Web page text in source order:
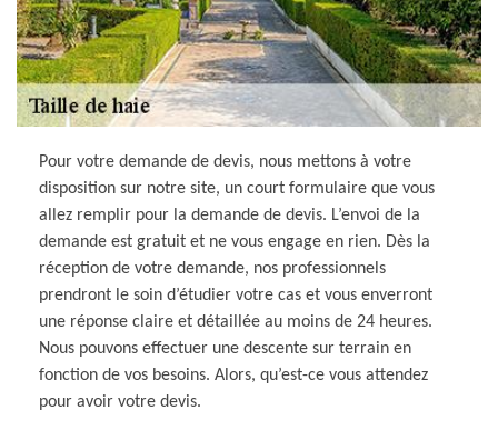
Pour votre demande de devis, nous mettons à votre
disposition sur notre site, un court formulaire que vous
allez remplir pour la demande de devis. L’envoi de la
demande est gratuit et ne vous engage en rien. Dès la
réception de votre demande, nos professionnels
prendront le soin d’étudier votre cas et vous enverront
une réponse claire et détaillée au moins de 24 heures.
Nous pouvons effectuer une descente sur terrain en
fonction de vos besoins. Alors, qu’est-ce vous attendez
pour avoir votre devis.